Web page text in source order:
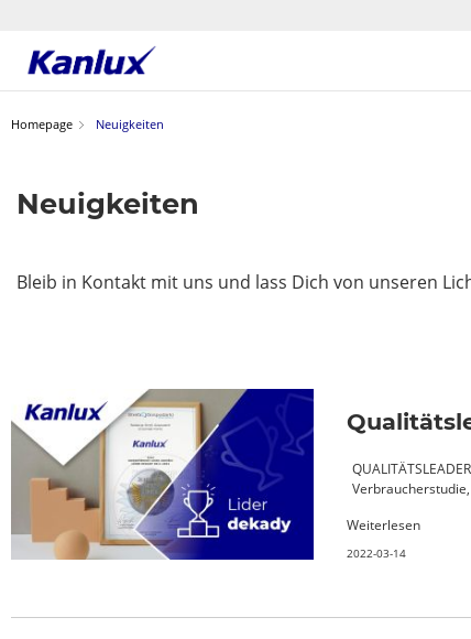
Strona
Kanlux
Homepage Neuigkeiten
Neuigkeiten
Bleib in Kontakt mit uns und lass Dich von unseren
Weiterlesen
2022-03-14